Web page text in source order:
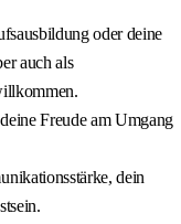
oder deine
auch als
Freude am Umgang
dein